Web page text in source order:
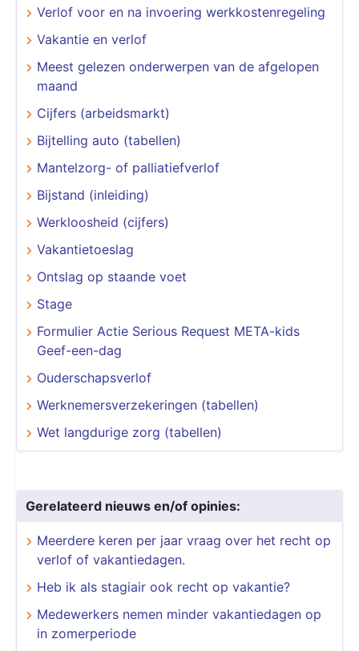
Verlof voor en na invoering werkkostenregeling
Vakantie en verlof
Meest gelezen onderwerpen van de afgelopen
maand
Cijfers (arbeidsmarkt)
Bijtelling auto (tabellen)
Mantelzorg- of palliatiefverlof
Bijstand (inleiding)
Werkloosheid (cijfers)
Vakantietoeslag
Ontslag op staande voet
Stage
Formulier Actie Serious Request META-kids
Geef-een-dag
Ouderschapsverlof
Werknemersverzekeringen (tabellen)
Wet langdurige zorg (tabellen)
Gerelateerd nieuws en/of opinies:
Meerdere keren per jaar vraag over het recht op
verlof of vakantiedagen.
Heb ik als stagiair ook recht op vakantie?
Medewerkers nemen minder vakantiedagen op
in zomerperiode